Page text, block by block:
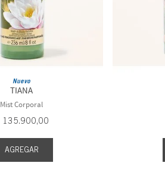
Nuevo
TIANA
Mist Corporal
135.900,00
AGREGAR